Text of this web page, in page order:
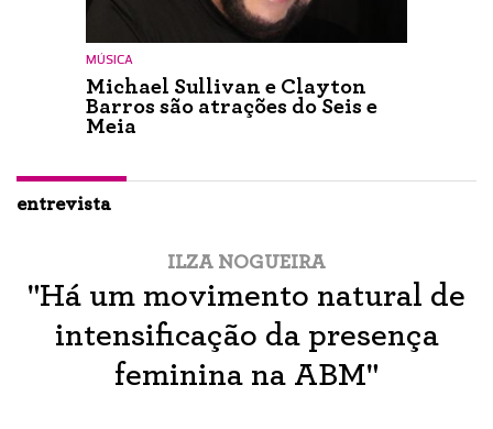
MÚSICA
Michael Sullivan e Clayton
Barros são atrações do Seis e
Meia
entrevista
ILZA NOGUEIRA
"Há um movimento natural de
intensificação da presença
feminina na ABM"